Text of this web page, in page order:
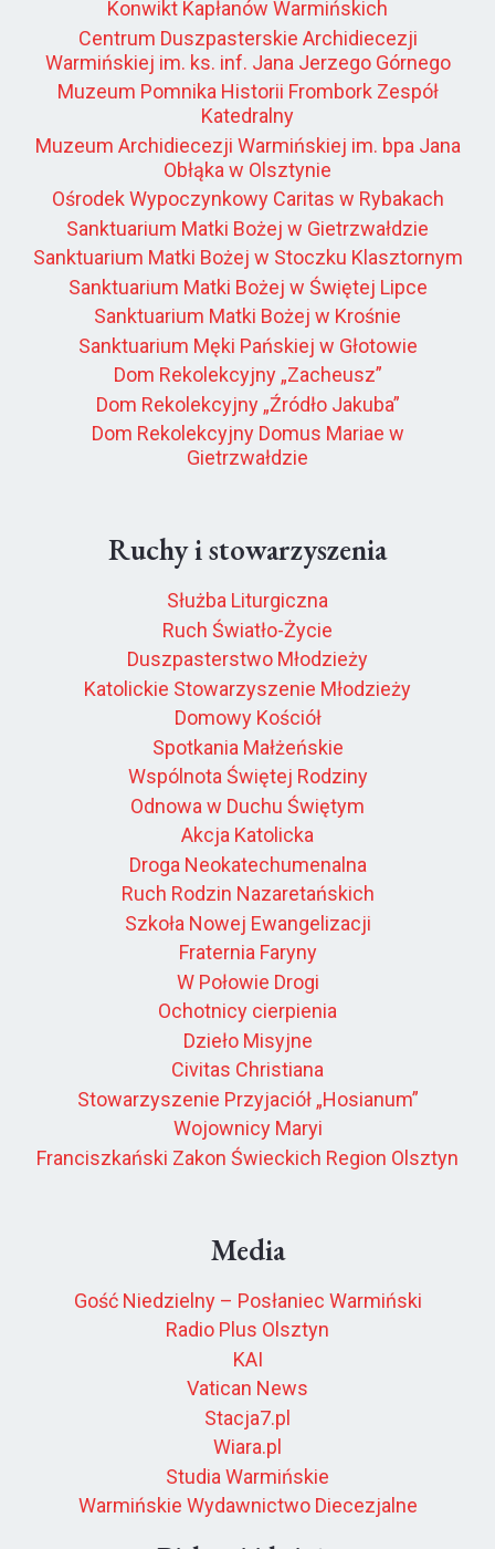
Konwikt Kapłanów Warmińskich
Centrum Duszpasterskie Archidiecezji
Warmińskiej im. ks. inf. Jana Jerzego Górnego
Muzeum Pomnika Historii Frombork Zespół
Katedralny
Muzeum Archidiecezji Warmińskiej im. bpa Jana
Obłąka w Olsztynie
Ośrodek Wypoczynkowy Caritas w Rybakach
Sanktuarium Matki Bożej w Gietrzwałdzie
Sanktuarium Matki Bożej w Stoczku Klasztornym
Sanktuarium Matki Bożej w Świętej Lipce
Sanktuarium Matki Bożej w Krośnie
Sanktuarium Męki Pańskiej w Głotowie
Dom Rekolekcyjny „Zacheusz”
Dom Rekolekcyjny „Źródło Jakuba”
Dom Rekolekcyjny Domus Mariae w
Gietrzwałdzie
Ruchy i stowarzyszenia
Służba Liturgiczna
Ruch Światło-Życie
Duszpasterstwo Młodzieży
Katolickie Stowarzyszenie Młodzieży
Domowy Kościół
Spotkania Małżeńskie
Wspólnota Świętej Rodziny
Odnowa w Duchu Świętym
Akcja Katolicka
Droga Neokatechumenalna
Ruch Rodzin Nazaretańskich
Szkoła Nowej Ewangelizacji
Fraternia Faryny
W Połowie Drogi
Ochotnicy cierpienia
Dzieło Misyjne
Civitas Christiana
Stowarzyszenie Przyjaciół „Hosianum”
Wojownicy Maryi
Franciszkański Zakon Świeckich Region Olsztyn
Media
Gość Niedzielny – Posłaniec Warmiński
Radio Plus Olsztyn
KAI
Vatican News
Stacja7.pl
Wiara.pl
Studia Warmińskie
Warmińskie Wydawnictwo Diecezjalne